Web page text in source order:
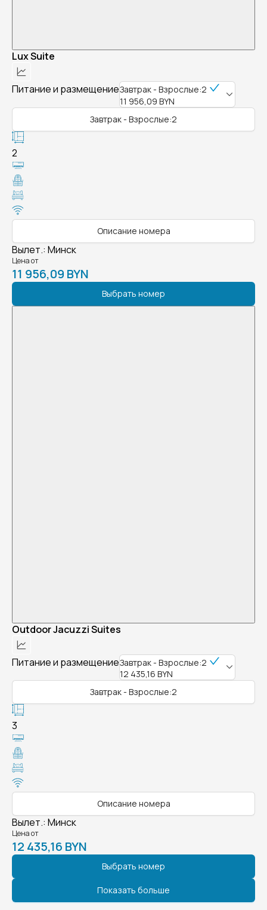
Lux Suite
Питание и размещениеЗавтрак - Взрослые:2
11 956,09 BYN
Завтрак - Взрослые:2
2
Описание номера
Вылет.: Минск
Цена от
11 956,09 BYN
Выбрать номер
Outdoor Jacuzzi Suites
Питание и размещениеЗавтрак - Взрослые:2
12 435,16 BYN
Завтрак - Взрослые:2
3
Описание номера
Вылет.: Минск
Цена от
12 435,16 BYN
Выбрать номер
Показать больше